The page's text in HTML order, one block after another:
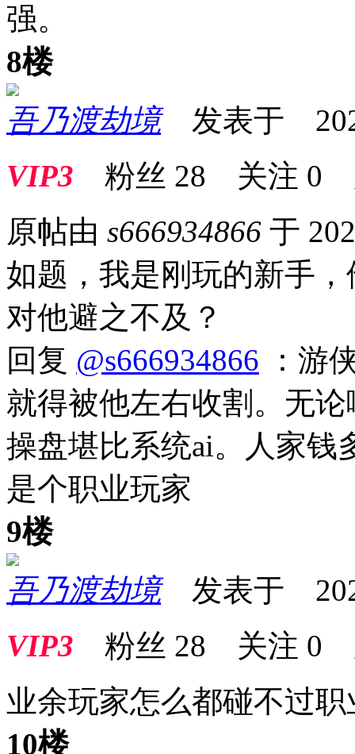
强。
8楼
吾乃渡劫境发表于
VIP3 粉丝 28 关注 0
原帖由 s666934866 于
如题，我是刚玩的新手
对他避之不及？
回复 @s666934866 ：游
就得被他左右收割。无
操盘堪比系统ai。人家钱
是个职业玩家
9楼
吾乃渡劫境发表于
VIP3 粉丝 28 关注 0
业余玩家怎么都碰不过职
10楼